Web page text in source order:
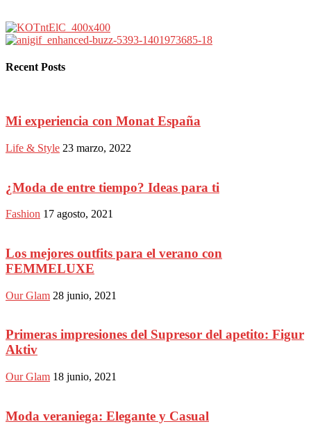
Recent Posts
Mi experiencia con Monat España
Life & Style 23 marzo, 2022
¿Moda de entre tiempo? Ideas para ti
Fashion 17 agosto, 2021
Los mejores outfits para el verano con
FEMMELUXE
Our Glam 28 junio, 2021
Primeras impresiones del Supresor del apetito: Figur
Aktiv
Our Glam 18 junio, 2021
Moda veraniega: Elegante y Casual